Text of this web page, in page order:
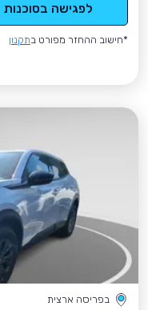
לפגישה בסוכנות
*חישוב ההחזר מפורט בתקנון
בפריסה ארצית